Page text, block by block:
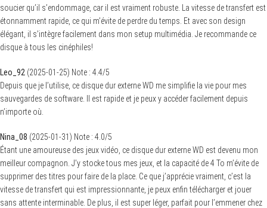
soucier qu’il s’endommage, car il est vraiment robuste. La vitesse de transfert est
étonnamment rapide, ce qui m’évite de perdre du temps. Et avec son design
élégant, il s’intègre facilement dans mon setup multimédia. Je recommande ce
disque à tous les cinéphiles!
Leo_92 (2025-01-25) Note : 4.4/5
Depuis que je l’utilise, ce disque dur externe WD me simplifie la vie pour mes
sauvegardes de software. Il est rapide et je peux y accéder facilement depuis
n’importe où.
Nina_08 (2025-01-31) Note : 4.0/5
Étant une amoureuse des jeux vidéo, ce disque dur externe WD est devenu mon
meilleur compagnon. J’y stocke tous mes jeux, et la capacité de 4 To m’évite de
supprimer des titres pour faire de la place. Ce que j’apprécie vraiment, c’est la
vitesse de transfert qui est impressionnante, je peux enfin télécharger et jouer
sans attente interminable. De plus, il est super léger, parfait pour l’emmener chez